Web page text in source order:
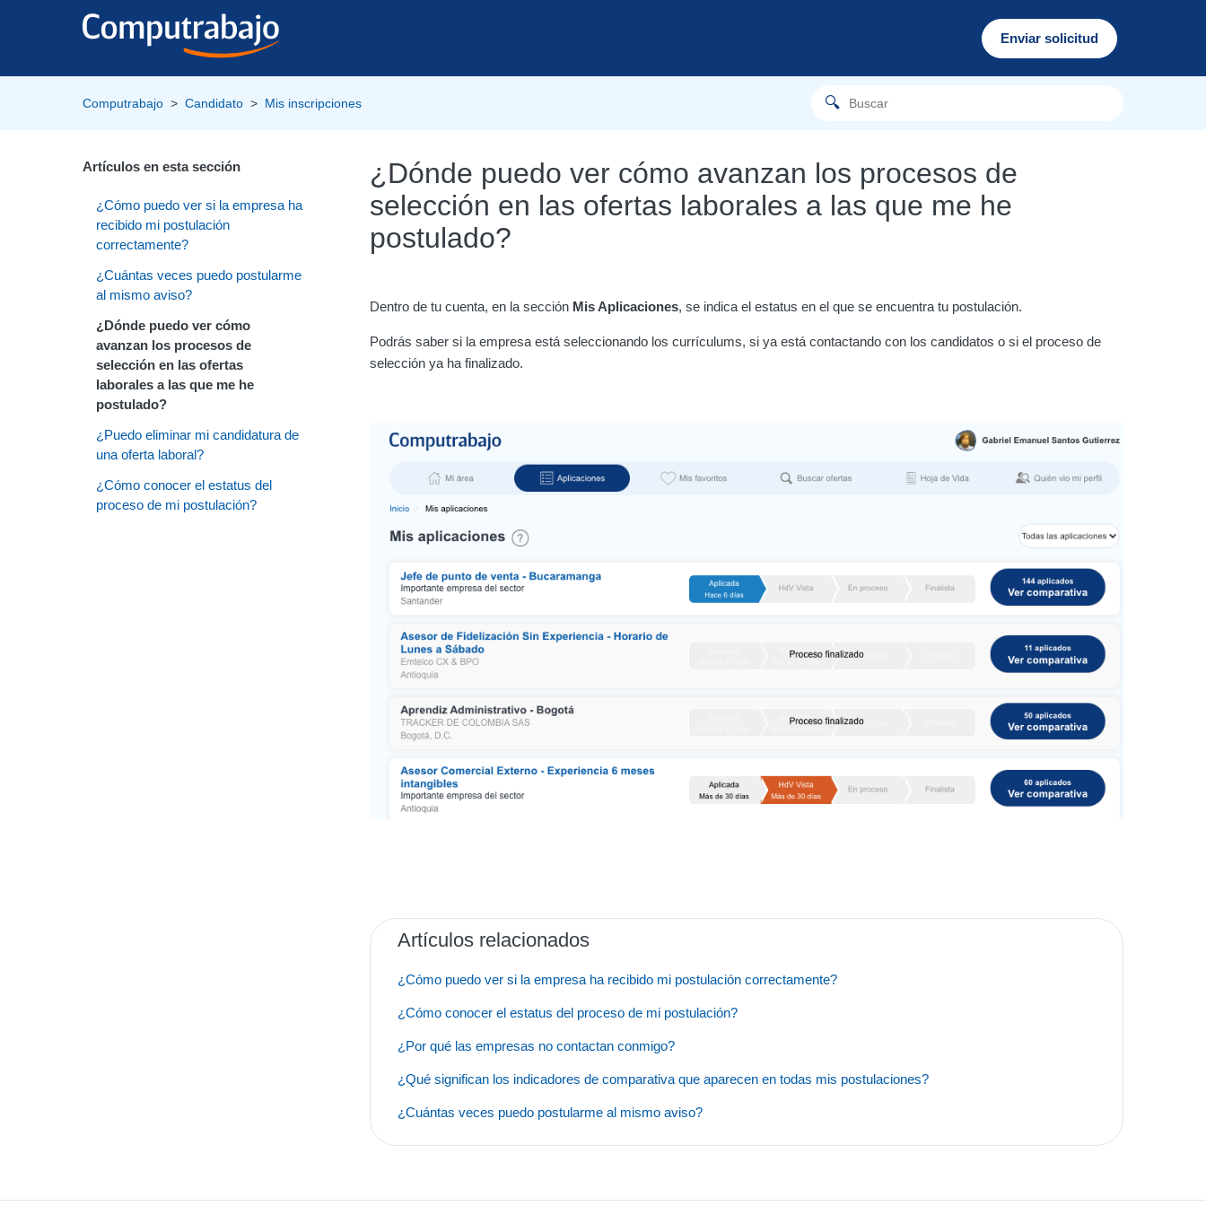
Enviar solicitud
Computrabajo Candidato Mis inscripciones
Artículos en esta sección
¿Cómo puedo ver si la empresa ha
recibido mi postulación
correctamente?
¿Cuántas veces puedo postularme
al mismo aviso?
¿Dónde puedo ver cómo
avanzan los procesos de
selección en las ofertas
laborales a las que me he
postulado?
¿Puedo eliminar mi candidatura de
una oferta laboral?
¿Cómo conocer el estatus del
proceso de mi postulación?
¿Dónde puedo ver cómo avanzan los procesos de
selección en las ofertas laborales a las que me he
postulado?
Dentro de tu cuenta, en la sección Mis Aplicaciones, se indica el estatus en el que se encuentra tu postulación.
Podrás saber si la empresa está seleccionando los currículums, si ya está contactando con los candidatos o si el proceso de
selección ya ha finalizado.
Artículos relacionados
¿Cómo puedo ver si la empresa ha recibido mi postulación correctamente?
¿Cómo conocer el estatus del proceso de mi postulación?
¿Por qué las empresas no contactan conmigo?
¿Qué significan los indicadores de comparativa que aparecen en todas mis postulaciones?
¿Cuántas veces puedo postularme al mismo aviso?